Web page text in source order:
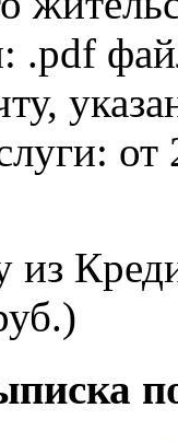
от
из